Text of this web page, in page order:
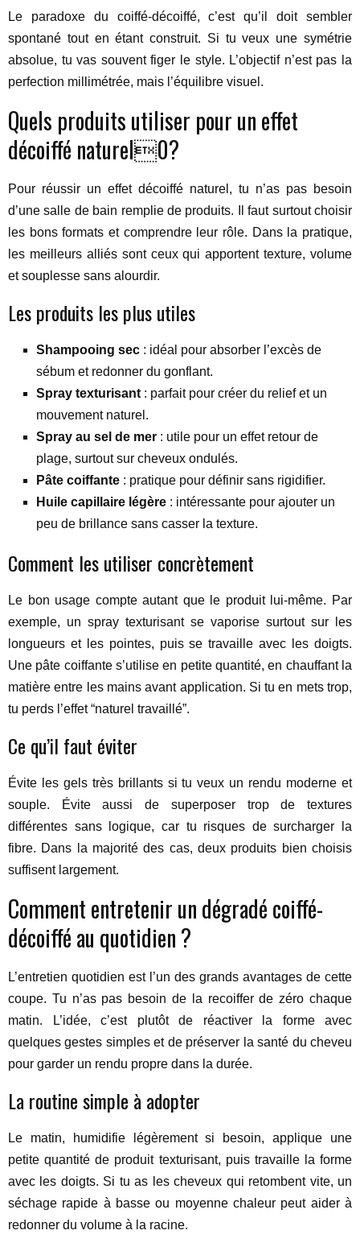
Le paradoxe du coiffé-décoiffé, c’est qu’il doit sembler
spontané tout en étant construit. Si tu veux une symétrie
absolue, tu vas souvent figer le style. L’objectif n’est pas la
perfection millimétrée, mais l’équilibre visuel.
Quels produits utiliser pour un effet
décoiffé naturel0?
Pour réussir un effet décoiffé naturel, tu n’as pas besoin
d’une salle de bain remplie de produits. Il faut surtout choisir
les bons formats et comprendre leur rôle. Dans la pratique,
les meilleurs alliés sont ceux qui apportent texture, volume
et souplesse sans alourdir.
Les produits les plus utiles
Shampooing sec : idéal pour absorber l’excès de
sébum et redonner du gonflant.
Spray texturisant : parfait pour créer du relief et un
mouvement naturel.
Spray au sel de mer : utile pour un effet retour de
plage, surtout sur cheveux ondulés.
Pâte coiffante : pratique pour définir sans rigidifier.
Huile capillaire légère : intéressante pour ajouter un
peu de brillance sans casser la texture.
Comment les utiliser concrètement
Le bon usage compte autant que le produit lui-même. Par
exemple, un spray texturisant se vaporise surtout sur les
longueurs et les pointes, puis se travaille avec les doigts.
Une pâte coiffante s’utilise en petite quantité, en chauffant la
matière entre les mains avant application. Si tu en mets trop,
tu perds l’effet “naturel travaillé”.
Ce qu’il faut éviter
Évite les gels très brillants si tu veux un rendu moderne et
souple. Évite aussi de superposer trop de textures
différentes sans logique, car tu risques de surcharger la
fibre. Dans la majorité des cas, deux produits bien choisis
suffisent largement.
Comment entretenir un dégradé coiffé-
décoiffé au quotidien ?
L’entretien quotidien est l’un des grands avantages de cette
coupe. Tu n’as pas besoin de la recoiffer de zéro chaque
matin. L’idée, c’est plutôt de réactiver la forme avec
quelques gestes simples et de préserver la santé du cheveu
pour garder un rendu propre dans la durée.
La routine simple à adopter
Le matin, humidifie légèrement si besoin, applique une
petite quantité de produit texturisant, puis travaille la forme
avec les doigts. Si tu as les cheveux qui retombent vite, un
séchage rapide à basse ou moyenne chaleur peut aider à
redonner du volume à la racine.